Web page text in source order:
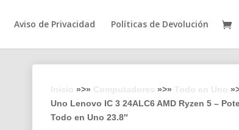
Aviso de Privacidad Políticas de Devolución
»>» »>»
Uno Lenovo IC 3 24ALC6 AMD Ryzen 5 –
Todo en Uno 23.8″